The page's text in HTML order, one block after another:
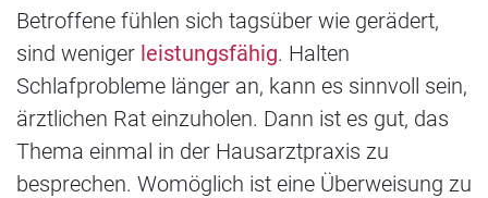
Betroffene fühlen sich tagsüber wie gerädert,
sind weniger leistungsfähig. Halten
Schlafprobleme länger an, kann es sinnvoll sein,
ärztlichen Rat einzuholen. Dann ist es gut, das
Thema einmal in der Hausarztpraxis zu
besprechen. Womöglich ist eine Überweisung zu